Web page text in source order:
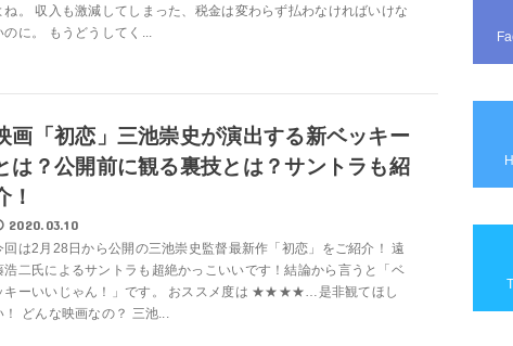
ね。 収入も激減してしまった、税金は変わらず払わなければいけな
のに。 もうどうしてく...
画「初恋」三池崇史が演出する新ベッキー
は？公開前に観る裏技とは？サントラも紹
！
2020.03.10
回は2月28日から公開の三池崇史監督最新作「初恋」をご紹介！ 遠
浩二氏によるサントラも超絶かっこいいです！結論から言うと「ベ
キーいいじゃん！」です。 おススメ度は ★★★★…是非観てほし
！ どんな映画なの？ 三池...